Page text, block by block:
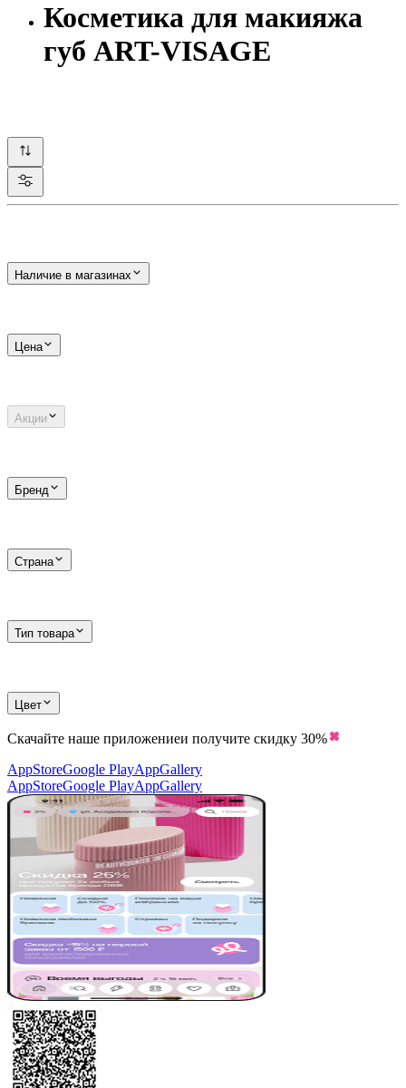
Косметика для макияжа
губ ART-VISAGE
Наличие в магазинах
Цена
Акции
Бренд
Страна
Тип товара
Цвет
Скачайте наше приложениеи получите скидку 30%
AppStoreGoogle PlayAppGallery
AppStoreGoogle PlayAppGallery